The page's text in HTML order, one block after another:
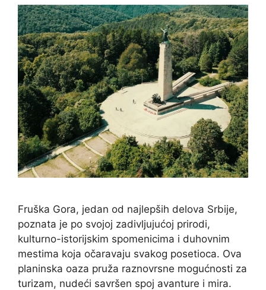
Fruška Gora, jedan od najlepših delova Srbije,
poznata je po svojoj zadivljujućoj prirodi,
kulturno-istorijskim spomenicima i duhovnim
mestima koja očaravaju svakog posetioca. Ova
planinska oaza pruža raznovrsne mogućnosti za
turizam, nudeći savršen spoj avanture i mira.